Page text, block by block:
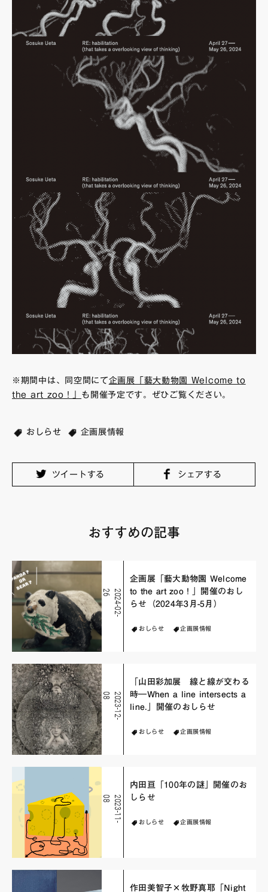
※期間中は、同空間にて企画展「藝大動物園 Welcome to
the art zoo！」 も開催予定です。ぜひご覧ください。
おしらせ 企画展情報
ツイートする シェアする
おすすめの記事
2
0
2
4
-
0
2
-
2
6
企画展「藝大動物園 Welcome
to the art zoo！」開催のおし
らせ（2024年3月-5月）
おしらせ 企画展情報
2
0
2
3
-
1
2
-
0
8
「山田彩加展 線と線が交わる
時―When a line intersects a
line.」開催のおしらせ
おしらせ 企画展情報
2
0
2
3
-
1
1
-
0
8
内田亘「100年の謎」開催のお
しらせ
おしらせ 企画展情報
作田美智子×牧野真耶「Night